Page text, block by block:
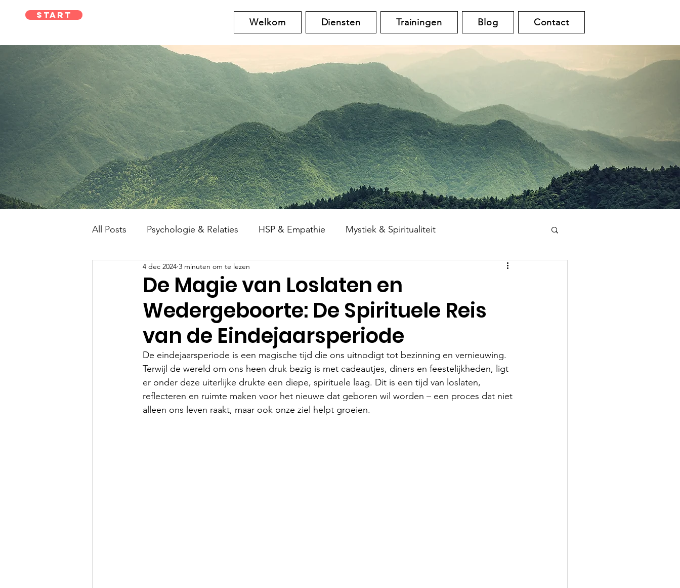
Start
Welkom Diensten Trainingen Blog Contact
All Posts Psychologie & Relaties HSP & Empathie Mystiek & Spiritualiteit
Fysieke & Mentale Gezondheid
De Magie van Loslaten en
Wedergeboorte: De Spirituele Reis
van de Eindejaarsperiode
4 dec 2024 3 minuten om te lezen
De eindejaarsperiode is een magische tijd die ons uitnodigt tot bezinning en vernieuwing.
Terwijl de wereld om ons heen druk bezig is met cadeautjes, diners en feestelijkheden, ligt
er onder deze uiterlijke drukte een diepe, spirituele laag. Dit is een tijd van loslaten,
reflecteren en ruimte maken voor het nieuwe dat geboren wil worden – een proces dat niet
alleen ons leven raakt, maar ook onze ziel helpt groeien.